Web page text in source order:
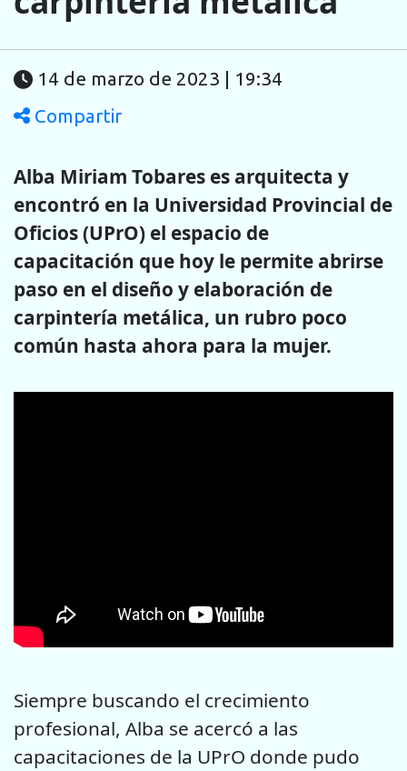
14 de marzo de 2023 | 19:34
Compartir
Alba Miriam Tobares es arquitecta y
encontró en la Universidad Provincial de
Oficios (UPrO) el espacio de
capacitación que hoy le permite abrirse
paso en el diseño y elaboración de
carpintería metálica, un rubro poco
común hasta ahora para la mujer.
Siempre buscando el crecimiento
profesional, Alba se acercó a las
capacitaciones de la UPrO donde pudo